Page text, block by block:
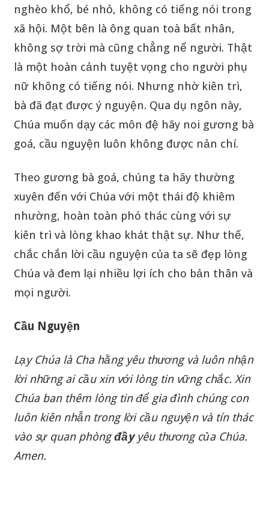
nghèo khổ, bé nhỏ, không có tiếng nói trong
xã hội. Một bên là ông quan toà bất nhân,
không sợ trời mà cũng chẳng nể người. Thật
là một hoàn cảnh tuyệt vọng cho người phụ
nữ không có tiếng nói. Nhưng nhờ kiên trì,
bà đã đạt được ý nguyện. Qua dụ ngôn này,
Chúa muốn dạy các môn đệ hãy noi gương bà
goá, cầu nguyện luôn không được nản chí.
Theo gương bà goá, chúng ta hãy thường
xuyên đến với Chúa với một thái độ khiêm
nhường, hoàn toàn phó thác cùng với sự
kiên trì và lòng khao khát thật sự. Như thế,
chắc chắn lời cầu nguyện của ta sẽ đẹp lòng
Chúa và đem lại nhiều lợi ích cho bản thân và
mọi người.
Cầu Nguyện
Lạy Chúa là Cha hằng yêu thương và luôn nhận
lời những ai cầu xin với lòng tin vững chắc. Xin
Chúa ban thêm lòng tin để gia đình chúng con
luôn kiên nhẫn trong lời cầu nguyện và tín thác
vào sự quan phòngđầyyêu thương của Chúa.
Amen.